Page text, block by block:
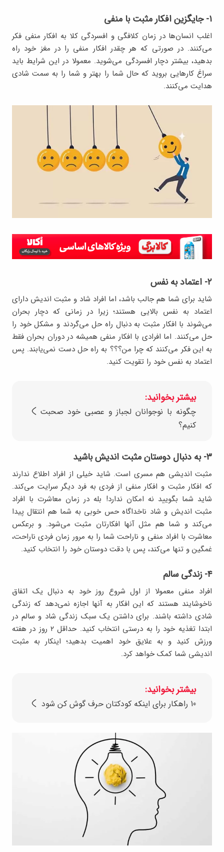
۱- جایگزین افکار مثبت با منفی
اغلب انسان‌ها در زمان کلافگی و افسردگی کلا به افکار منفی فکر
می‌کنند. در صورتی که هر چقدر افکار منفی را در مغز خود راه
بدهید، بیشتر دچار افسردگی می‌شوید. معمولا در این شرایط باید
سراغ کارهایی بروید که حال شما را بهتر و شما را به سمت شادی
هدایت می‌کنند.
۲- اعتماد به نفس
شاید برای شما هم جالب باشد، اما افراد شاد و مثبت اندیش دارای
اعتماد به نفس بالایی هستند؛ زیرا در زمانی که دچار بحران
می‌شوند با افکار مثبت به دنبال راه حل می‌گردند و مشکل خود را
حل می‌کنند. اما افرادی با افکار منفی همیشه در دوران بحران فقط
به این فکر می‌کنند که چرا من؟؟؟ به راه حل دست نمی‌یابند. پس
اعتماد به نفس خود را تقویت کنید.
بیشتر بخوانید:
چگونه با نوجوانان لجباز و عصبی خود صحبت
کنیم؟
۳- به دنبال دوستان مثبت اندیش باشید
مثبت اندیشی هم مسری است. شاید خیلی از افراد اطلاع ندارند
که افکار مثبت و افکار منفی از فردی به فرد دیگر سرایت می‌کند.
شاید شما بگویید نه امکان ندارد! بله در زمان معاشرت با افراد
مثبت اندیش و شاد ناخداگاه حس خوبی به شما هم انتقال پیدا
می‌کند و شما هم مثل آنها افکارتان مثبت می‌شود. و برعکس
معاشرت با افراد منفی و ناراحت شما را به مرور زمان فردی ناراحت،
غمگین و تنها می‌کند، پس با دقت دوستان خود را انتخاب کنید.
۴- زندگی سالم
افراد منفی معمولا از اول شروع روز خود به دنبال یک اتفاق
ناخوشایند هستند که این افکار به آنها اجازه نمی‌دهد که زندگی
شادی داشته باشند. برای داشتن یک سبک زندگی شاد و سالم در
ابتدا تغذیه خود را به درستی انتخاب کنید. حداقل ۲ روز در هفته
ورزش کنید و به علایق خود اهمیت بدهید؛ اینکار به مثبت
اندیشی شما کمک خواهد کرد.
بیشتر بخوانید:
10 راهکار برای اینکه کودکتان حرف گوش کن شود